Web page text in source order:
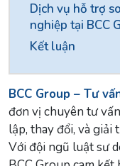
Dịch vụ hỗ trợ
nghiệp tại BCC
Kết luận
BCC Group – Tư
đơn vị chuyên tư
lập, thay đổi, và giải
Với đội ngũ luật sư